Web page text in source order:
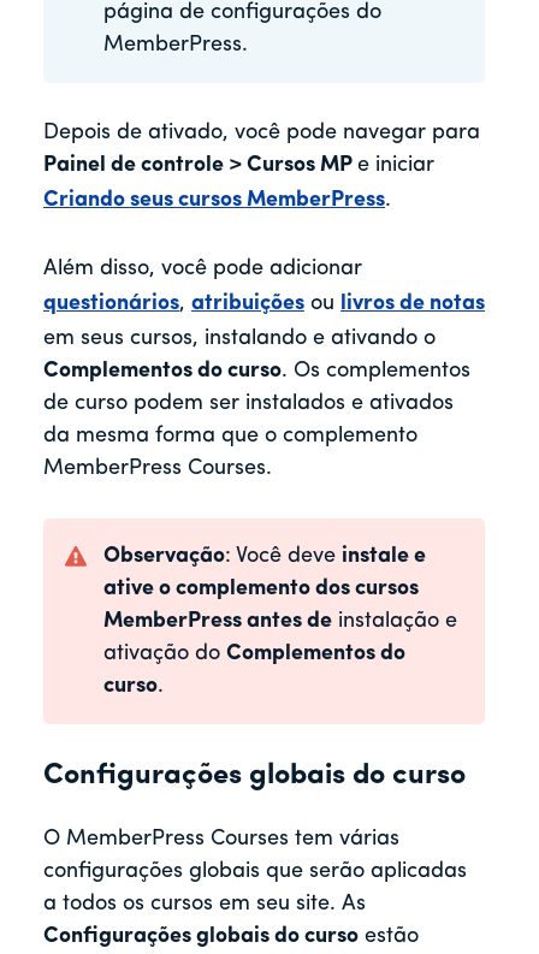
página de configurações do
MemberPress.
Depois de ativado, você pode navegar para
Painel de controle > Cursos MP e iniciar
Criando seus cursos MemberPress.
Além disso, você pode adicionar
questionários, atribuições ou livros de notas
em seus cursos, instalando e ativando o
Complementos do curso. Os complementos
de curso podem ser instalados e ativados
da mesma forma que o complemento
MemberPress Courses.
Observação: Você deve instale e
ative o complemento dos cursos
MemberPress antes deinstalação e
ativação do Complementos do
curso.
Configurações globais do curso
O MemberPress Courses tem várias
configurações globais que serão aplicadas
a todos os cursos em seu site. As
Configurações globais do curso estão